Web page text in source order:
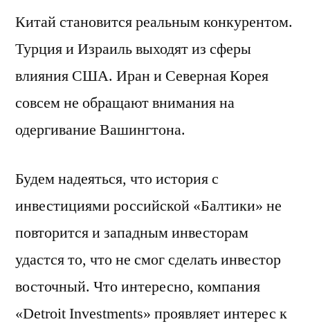
Китай становится реальным конкурентом.
Турция и Израиль выходят из сферы
влияния США. Иран и Северная Корея
совсем не обращают внимания на
одергивание Вашингтона.
Будем надеяться, что история с
инвестициями российской «Балтики» не
повторится и западным инвесторам
удастся то, что не смог сделать инвестор
восточный. Что интересно, компания
«Detroit Investments» проявляет интерес к